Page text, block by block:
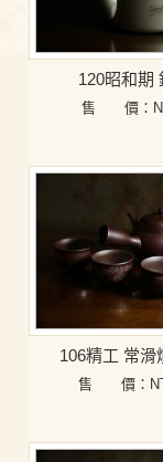
120昭和期
售 價：
106精工 常滑
售 價：